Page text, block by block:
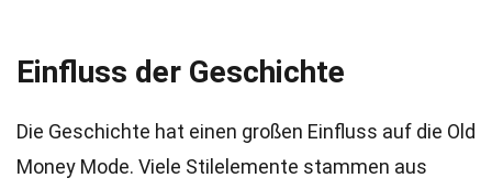
Einfluss der Geschichte
Die Geschichte hat einen großen Einfluss auf die Old
Money Mode. Viele Stilelemente stammen aus